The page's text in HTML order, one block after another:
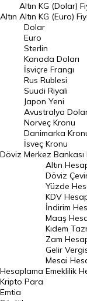
Dolar Kuru
Euro Kuru
Pound Kuru
Frank Kuru
Riyal Kuru
Avustralya Doları
Danimarka Kronu Kuru
Kanada Doları Kuru
Norveç Kronu Kuru
İsveç Kronu Kuru
Japon Yeni Kuru
Serbest Piyasa Döviz
Merkez Bankası Döviz
Altın Fiyatları
Gram Altın Fiyatı
Altın
Altın KG (Dolar)
Altın KG (Euro)
Döviz
Dolar
Euro
Sterlin
Kanada Doları
İsviçre Frangı
Rus Rublesi
Suudi Riyali
Japon Yeni
Avustralya
Norveç Kronu
Danimarka
İsveç Kronu
Merkez Bankası
Hesaplama
Altın
Döviz
Yüzde
KDV
İndirim
Maaş
Kıdem
Zam
Gelir
Mesai
Emeklilik
Kripto Para
Emtia